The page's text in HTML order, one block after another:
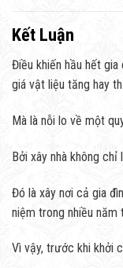
Kết Luận
Điều khiến hầu hết
giá vật liệu tăng hay
Mà là nỗi lo về một
Bởi xây nhà không
Đó là xây nơi cả gia
niệm trong nhiều năm
Vì vậy, trước khi khởi